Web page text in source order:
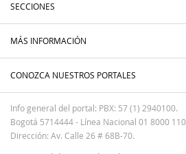
SECCIONES
MÁS INFORMACIÓN
CONOZCA NUESTROS PORTALES
Info general del portal: PBX: 57 (1) 2940100.
Bogotá 5714444 - Línea Nacional 01 8000
Dirección: Av. Calle 26 # 68B-70.